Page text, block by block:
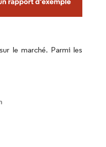
le marché. Parmi les